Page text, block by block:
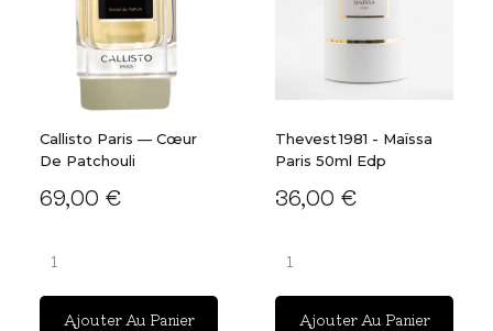
Callisto Paris — Cœur
De Patchouli
69,00 €
Ajouter Au Panier
Thevest 1981 - Maïssa
Paris 50ml Edp
36,00 €
Ajouter Au Panier